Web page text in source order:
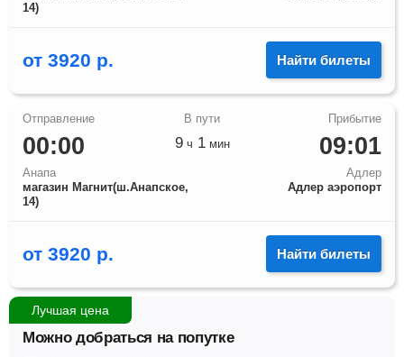
14)
от 3920 р. Найти билеты
00:00
Анапа
магазин Магнит(ш.Анапское,
14)
09:01
Адлер
Адлер аэропорт
9ч 1мин
от 3920 р. Найти билеты
Лучшая цена
Можно добраться на попутке